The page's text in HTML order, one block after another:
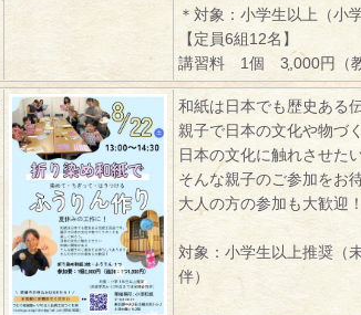
＊対象：小学生以上（小
【定員6組12名】
講習料 1個 3,000円（教
和紙は日本でも歴史ある
親子で日本の文化や物づ
日本の文化に触れさせた
そんな親子のご参加をお
大人の方の参加も大歓迎！
対象：小学生以上推奨（
伴）